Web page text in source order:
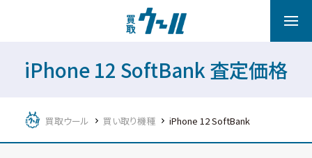
iPhone 12 SoftBank 査定価格
買取ウール 買い取り機種 iPhone 12 SoftBank